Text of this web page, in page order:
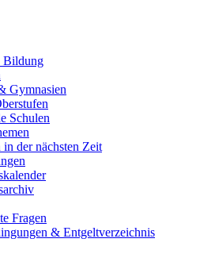
Bildung
Gymnasien
Schulen
der nächsten Zeit
Fragen
& Entgeltverzeichnis